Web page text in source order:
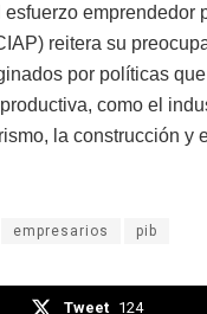
reitera su
por políticas
como el
la construcción y
empresarios pib
Tweet 124